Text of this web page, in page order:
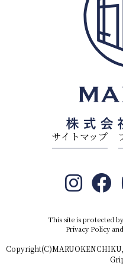
サイトマップ
This site is protected
Privacy Policyand